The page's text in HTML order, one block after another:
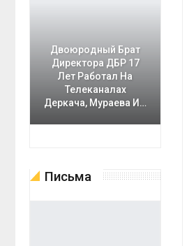
Двоюродный Брат
Директора ДБР 17
Лет Работал На
Телеканалах
Деркача, Мураева И…
Письма